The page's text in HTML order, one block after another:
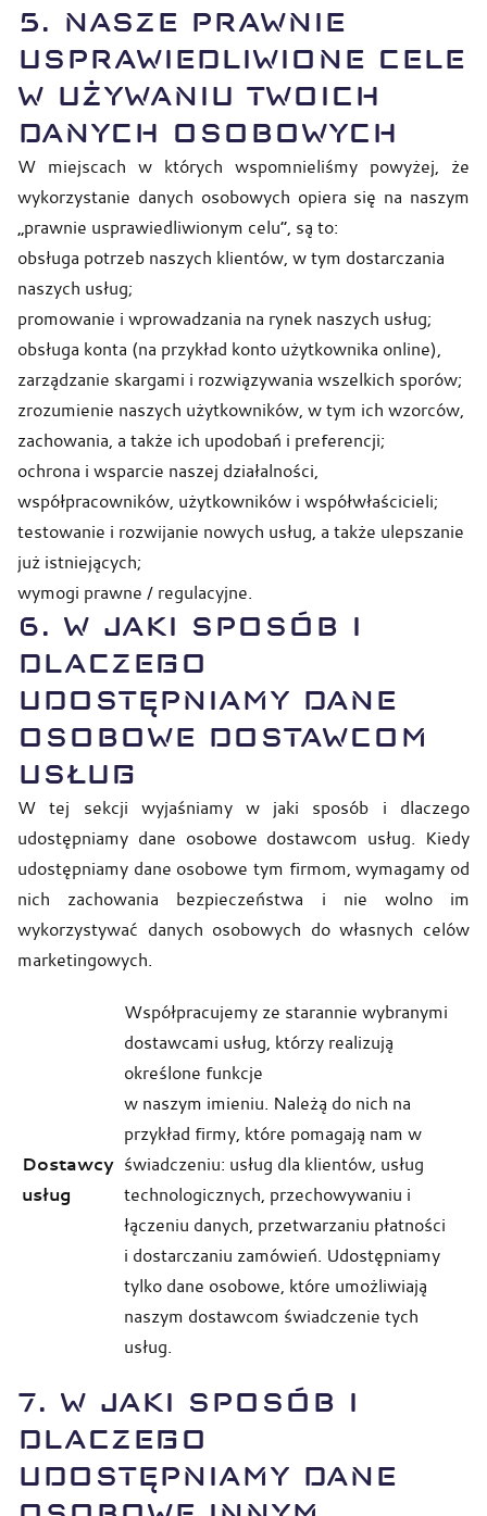
5. NASZE PRAWNIE
USPRAWIEDLIWIONE CELE
W UŻYWANIU TWOICH
DANYCH OSOBOWYCH
W miejscach w których wspomnieliśmy powyżej, że
wykorzystanie danych osobowych opiera się na naszym
„prawnie usprawiedliwionym celu”, są to:
obsługa potrzeb naszych klientów, w tym dostarczania
naszych usług;
promowanie i wprowadzania na rynek naszych usług;
obsługa konta (na przykład konto użytkownika online),
zarządzanie skargami i rozwiązywania wszelkich sporów;
zrozumienie naszych użytkowników, w tym ich wzorców,
zachowania, a także ich upodobań i preferencji;
ochrona i wsparcie naszej działalności,
współpracowników, użytkowników i współwłaścicieli;
testowanie i rozwijanie nowych usług, a także ulepszanie
już istniejących;
wymogi prawne / regulacyjne.
6. W JAKI SPOSÓB I
DLACZEGO
UDOSTĘPNIAMY DANE
OSOBOWE DOSTAWCOM
USŁUG
W tej sekcji wyjaśniamy w jaki sposób i dlaczego
udostępniamy dane osobowe dostawcom usług. Kiedy
udostępniamy dane osobowe tym firmom, wymagamy od
nich zachowania bezpieczeństwa i nie wolno im
wykorzystywać danych osobowych do własnych celów
marketingowych.
Dostawcy
usług
Współpracujemy ze starannie wybranymi
dostawcami usług, którzy realizują
określone funkcje
w naszym imieniu. Należą do nich na
przykład firmy, które pomagają nam w
świadczeniu: usług dla klientów, usług
technologicznych, przechowywaniu i
łączeniu danych, przetwarzaniu płatności
i dostarczaniu zamówień. Udostępniamy
tylko dane osobowe, które umożliwiają
naszym dostawcom świadczenie tych
usług.
7. W JAKI SPOSÓB I
DLACZEGO
UDOSTĘPNIAMY DANE